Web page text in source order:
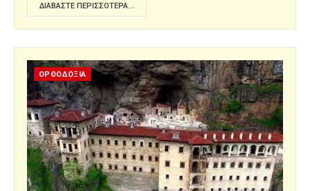
ΔΙΑΒΆΣΤΕ ΠΕΡΙΣΣΌΤΕΡΑ...
ΟΡΘΟΔΟΞΙΑ